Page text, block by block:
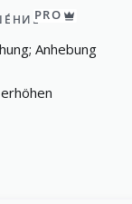
PRO
Anhebung